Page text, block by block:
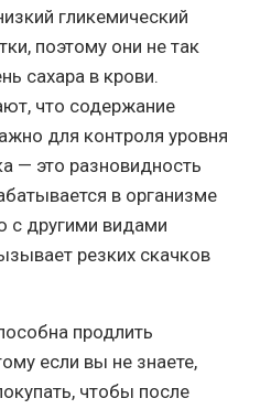
гликемический
поэтому они не так
сахара в крови.
что содержание
для контроля уровня
— это разновидность
в организме
с другими видами
резких скачков
продлить
если вы не знаете,
чтобы после